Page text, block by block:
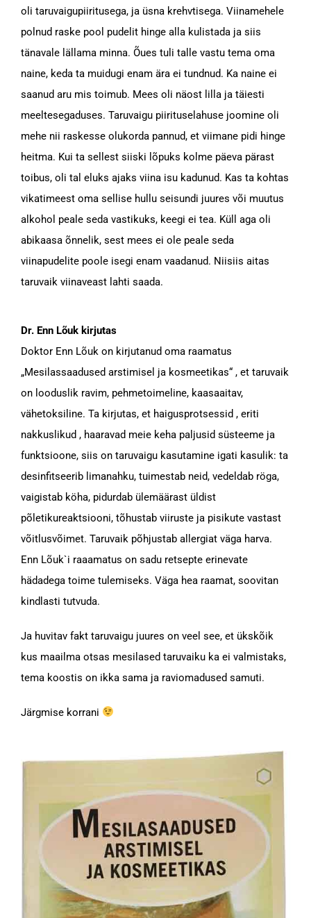
oli taruvaigupiiritusega, ja üsna krehvtisega. Viinamehele
polnud raske pool pudelit hinge alla kulistada ja siis
tänavale lällama minna. Õues tuli talle vastu tema oma
naine, keda ta muidugi enam ära ei tundnud. Ka naine ei
saanud aru mis toimub. Mees oli näost lilla ja täiesti
meeltesegaduses. Taruvaigu piirituselahuse joomine oli
mehe nii raskesse olukorda pannud, et viimane pidi hinge
heitma. Kui ta sellest siiski lõpuks kolme päeva pärast
toibus, oli tal eluks ajaks viina isu kadunud. Kas ta kohtas
vikatimeest oma sellise hullu seisundi juures või muutus
alkohol peale seda vastikuks, keegi ei tea. Küll aga oli
abikaasa õnnelik, sest mees ei ole peale seda
viinapudelite poole isegi enam vaadanud. Niisiis aitas
taruvaik viinaveast lahti saada.
Dr. Enn Lõuk kirjutas
Doktor Enn Lõuk on kirjutanud oma raamatus
„Mesilassaadused arstimisel ja kosmeetikas“ , et taruvaik
on looduslik ravim, pehmetoimeline, kaasaaitav,
vähetoksiline. Ta kirjutas, et haigusprotsessid , eriti
nakkuslikud , haaravad meie keha paljusid süsteeme ja
funktsioone, siis on taruvaigu kasutamine igati kasulik: ta
desinfitseerib limanahku, tuimestab neid, vedeldab röga,
vaigistab köha, pidurdab ülemäärast üldist
põletikureaktsiooni, tõhustab viiruste ja pisikute vastast
võitlusvõimet. Taruvaik põhjustab allergiat väga harva.
Enn Lõuk`i raaamatus on sadu retsepte erinevate
hädadega toime tulemiseks. Väga hea raamat, soovitan
kindlasti tutvuda.
Ja huvitav fakt taruvaigu juures on veel see, et ükskõik
kus maailma otsas mesilased taruvaiku ka ei valmistaks,
tema koostis on ikka sama ja raviomadused samuti.
Järgmise korrani